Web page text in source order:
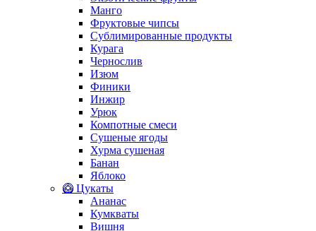
Манго
Фруктовые чипсы
Сублимированные продукты
Курага
Чернослив
Изюм
Финики
Инжир
Урюк
Компотные смеси
Сушеные ягоды
Хурма сушеная
Банан
Яблоко
🥝 Цукаты
Ананас
Кумкваты
Вишня